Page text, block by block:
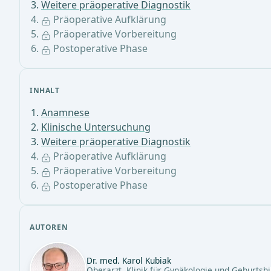
INHALT
Anamnese
Klinische Untersuchung
Weitere präoperative Diagnostik
Präoperative Aufklärung
Präoperative Vorbereitung
Postoperative Phase
AUTOREN
Dr. med. Karol Kubiak
Weitere präoperative Diagnostik
Präoperative Aufklärung
Präoperative Vorbereitung
Postoperative Phase